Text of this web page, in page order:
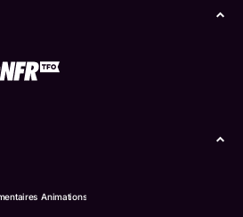
Animations
(TFO) - 2026